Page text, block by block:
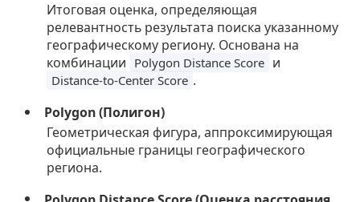
Итоговая оценка, определяющая
релевантность результата поиска указанному
географическому региону. Основана на
комбинации Polygon Distance Score и
Distance-to-Center Score .
Polygon (Полигон)
Геометрическая фигура, аппроксимирующая
официальные границы географического
региона.